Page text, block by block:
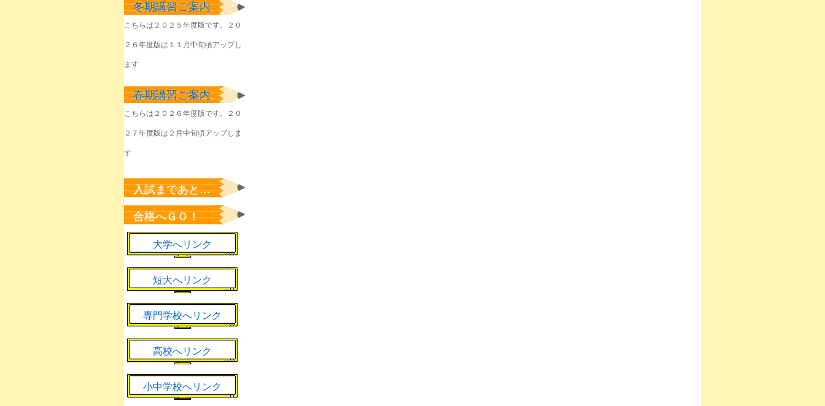
塾生のみなさん
2026年6月1日
きょうやるべきことを
淡々と
該当者のみなさん
2026年5月23日
塾生のみなさん
2026年5月7日
新緑の候、来年の桜の
ために
2026年5月1日
冬期講習ご案内
こちらは２０２５年度版です。２０
２６年度版は１１月中旬頃アップし
ます
春期講習ご案内
こちらは２０２６年度版です。２０
２７年度版は２月中旬頃アップしま
す
入試まであと…
合格へＧＯ！
大学へリンク
短大へリンク
専門学校へリンク
高校へリンク
小中学校へリンク